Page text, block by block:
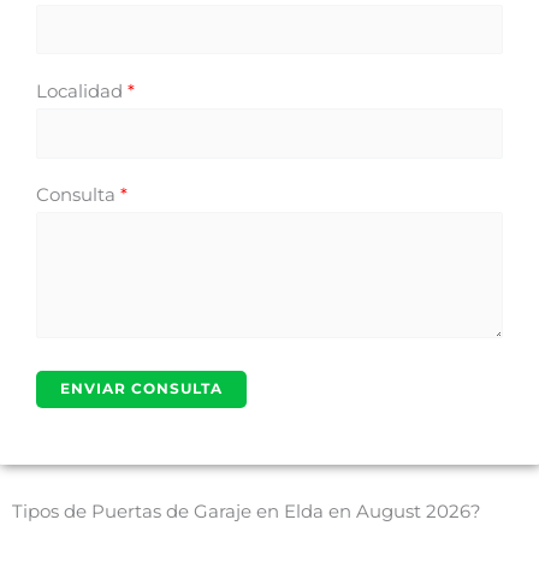
Localidad *
Consulta *
Tipos de Puertas de Garaje en Elda en August 2026?